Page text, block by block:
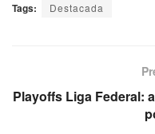
Tags: Destacada
Playoffs Liga Federal: